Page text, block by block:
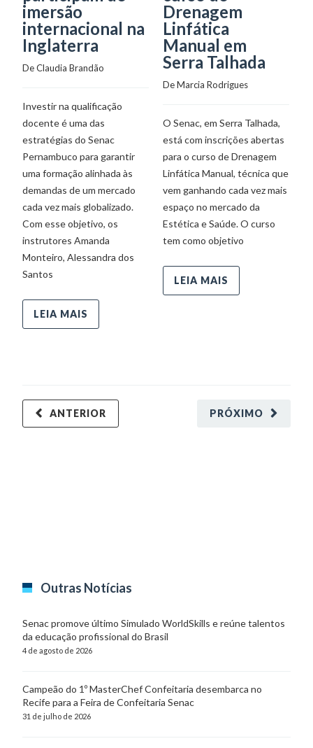
imersão
internacional na
Inglaterra
De Claudia Brandão
Investir na qualificação
docente é uma das
estratégias do Senac
Pernambuco para garantir
uma formação alinhada às
demandas de um mercado
cada vez mais globalizado.
Com esse objetivo, os
instrutores Amanda
Monteiro, Alessandra dos
Santos
LEIA MAIS
Drenagem
Linfática
Manual em
Serra Talhada
De Marcia Rodrigues
O Senac, em Serra Talhada,
está com inscrições abertas
para o curso de Drenagem
Linfática Manual, técnica que
vem ganhando cada vez mais
espaço no mercado da
Estética e Saúde. O curso
tem como objetivo
LEIA MAIS
PRÓXIMO
ANTERIOR
Outras Notícias
Senac promove último Simulado WorldSkills e reúne talentos
da educação profissional do Brasil
4 de agosto de 2026
Campeão do 1º MasterChef Confeitaria desembarca no
Recife para a Feira de Confeitaria Senac
31 de julho de 2026